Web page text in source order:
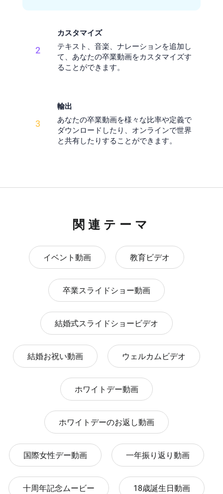
2
カスタマイズ
テキスト、音楽、ナレーションを追加し
て、あなたの卒業動画をカスタマイズす
ることができます。
3
輸出
あなたの卒業動画を様々な比率や定義で
ダウンロードしたり、オンラインで世界
と共有したりすることができます。
関連テーマ
イベント動画 教育ビデオ
卒業スライドショー動画
結婚式スライドショービデオ
結婚お祝い動画 ウェルカムビデオ
ホワイトデー動画
ホワイトデーのお返し動画
国際女性デー動画 一年振り返り動画
十周年記念ムービー 18歳誕生日動画